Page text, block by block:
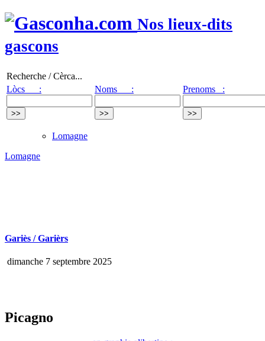
Nos lieux-dits
gascons
Recherche / Cèrca...
Lòcs :
Noms : Prenoms :
Lomagne
Lomagne
Gariès / Garièrs
dimanche 7 septembre 2025
Picagno